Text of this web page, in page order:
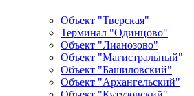
Объект "Тверская"
Терминал "Одинцово"
Объект "Лианозово"
Объект "Магистральный"
Объект "Башиловский"
Объект "Архангельский"